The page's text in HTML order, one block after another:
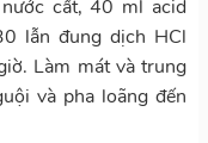
cất, 40 ml acid
lẫn đung dịch HCl
Làm mát và trung
và pha loãng đến